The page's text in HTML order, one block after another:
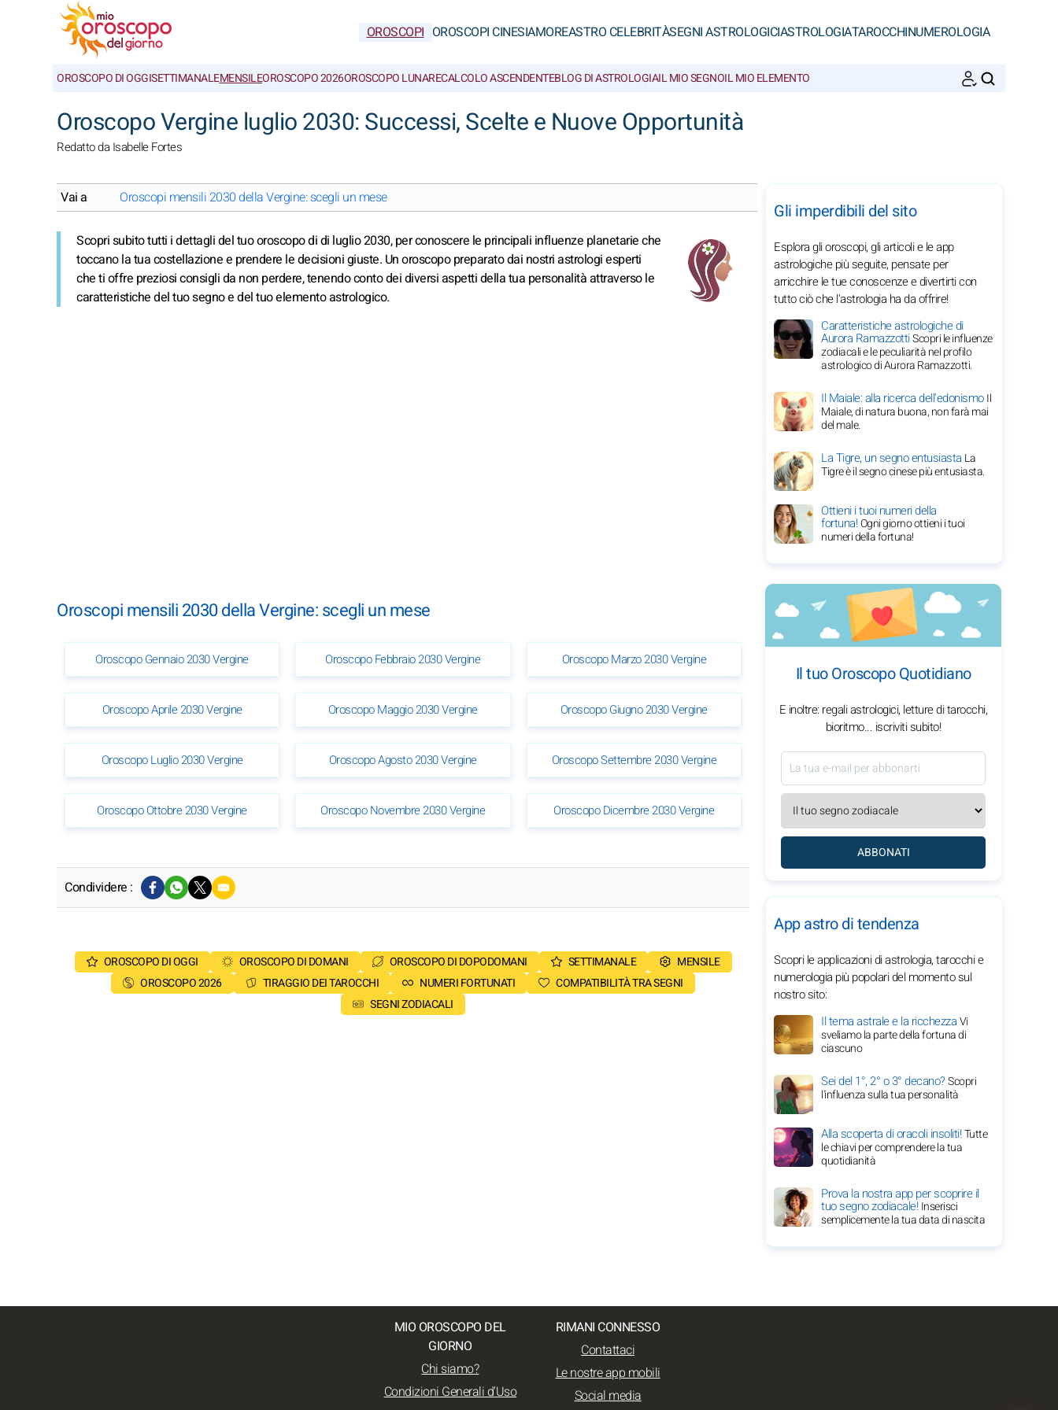
OROSCOPI OROSCOPI CINESIAMOREASTRO CELEBRITÀSEGNI ASTROLOGICIASTROLOGIATAROCCHINUMEROLOGIA
OROSCOPO DI OGGISETTIMANALEMENSILEOROSCOPO 2026OROSCOPO LUNARECALCOLO ASCENDENTEBLOG DI ASTROLOGIAIL MIO SEGNOIL MIO ELEMENTO
Oroscopo Vergine luglio 2030: Successi, Scelte e Nuove Opportunità
Redatto da Isabelle Fortes
Vai a Oroscopi mensili 2030 della Vergine: scegli un mese
Scopri subito tutti i dettagli del tuo oroscopo di di luglio 2030, per conoscere le principali influenze planetarie che
toccano la tua costellazione e prendere le decisioni giuste. Un oroscopo preparato dai nostri astrologi esperti
che ti offre preziosi consigli da non perdere, tenendo conto dei diversi aspetti della tua personalità attraverso le
caratteristiche del tuo segno e del tuo elemento astrologico.
Oroscopi mensili 2030 della Vergine: scegli un mese
Oroscopo Gennaio 2030 Vergine Oroscopo Febbraio 2030 Vergine Oroscopo Marzo 2030 Vergine
Oroscopo Aprile 2030 Vergine Oroscopo Maggio 2030 Vergine Oroscopo Giugno 2030 Vergine
Oroscopo Luglio 2030 Vergine Oroscopo Agosto 2030 Vergine Oroscopo Settembre 2030 Vergine
Oroscopo Ottobre 2030 Vergine Oroscopo Novembre 2030 Vergine Oroscopo Dicembre 2030 Vergine
Condividere :
OROSCOPO DI OGGI OROSCOPO DI DOMANI OROSCOPO DI DOPODOMANI SETTIMANALE
MENSILE
OROSCOPO 2026
TIRAGGIO DEI TAROCCHI NUMERI FORTUNATI
COMPATIBILITÀ TRA SEGNI
SEGNI ZODIACALI
Gli imperdibili del sito
Esplora gli oroscopi, gli articoli e le app
astrologiche più seguite, pensate per
arricchire le tue conoscenze e divertirti con
tutto ciò che l'astrologia ha da offrire!
Caratteristiche astrologiche di
Aurora RamazzottiScopri le influenze
zodiacali e le peculiarità nel profilo
astrologico di Aurora Ramazzotti.
Il Maiale: alla ricerca dell'edonismoIl
Maiale, di natura buona, non farà mai
del male.
La Tigre, un segno entusiasta La
Tigre è il segno cinese più entusiasta.
Ottieni i tuoi numeri della
fortuna!Ogni giorno ottieni i tuoi
numeri della fortuna!
Il tuo Oroscopo Quotidiano
E inoltre: regali astrologici, letture di tarocchi,
bioritmo... iscriviti subito!
ABBONATI
App astro di tendenza
Scopri le applicazioni di astrologia, tarocchi e
numerologia più popolari del momento sul
nostro sito:
Il tema astrale e la ricchezzaVi
sveliamo la parte della fortuna di
ciascuno
Sei del 1°, 2° o 3° decano?Scopri
l'influenza sulla tua personalità
Alla scoperta di oracoli insoliti!Tutte
le chiavi per comprendere la tua
quotidianità
Prova la nostra app per scoprire il
tuo segno zodiacale!Inserisci
semplicemente la tua data di nascita
MIO OROSCOPO DEL
GIORNO
Chi siamo?
Condizioni Generali d'Uso
RIMANI CONNESSO
Contattaci
Le nostre app mobili
Social media